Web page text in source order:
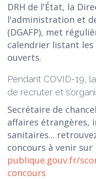
DRH de l'État, la
l'administration et
(DGAFP), met
calendrier listant
ouverts.
Pendant COVID-19,
de recruter et
Secrétaire de
affaires étrangères,
sanitaires...
concours à venir sur
publique.gouv.fr/
concours